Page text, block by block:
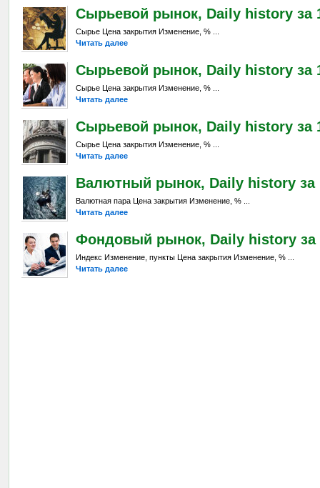
Сырьевой рынок, Daily history за
Сырье Цена закрытия Изменение, % ...
Читать далее
Сырьевой рынок, Daily history за
Сырье Цена закрытия Изменение, % ...
Читать далее
Сырьевой рынок, Daily history за
Сырье Цена закрытия Изменение, % ...
Читать далее
Валютный рынок, Daily history за
Валютная пара Цена закрытия Изменение, % ...
Читать далее
Фондовый рынок, Daily history за
Индекс Изменение, пункты Цена закрытия Изменение, % ...
Читать далее